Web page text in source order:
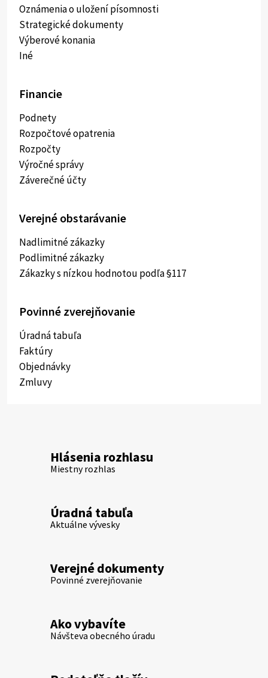
Oznámenia o uložení písomnosti
Strategické dokumenty
Výberové konania
Iné
Financie
Podnety
Rozpočtové opatrenia
Rozpočty
Výročné správy
Záverečné účty
Verejné obstarávanie
Nadlimitné zákazky
Podlimitné zákazky
Zákazky s nízkou hodnotou podľa §117
Povinné zverejňovanie
Úradná tabuľa
Faktúry
Objednávky
Zmluvy
Hlásenia rozhlasu
Miestny rozhlas
Úradná tabuľa
Aktuálne vývesky
Verejné dokumenty
Povinné zverejňovanie
Ako vybavíte
Návšteva obecného úradu